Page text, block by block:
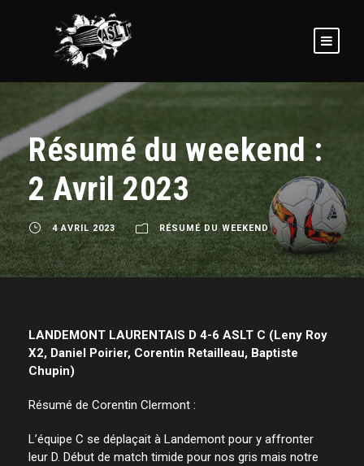
Résumé du weekend :
2 Avril 2023
4 AVRIL 2023 RÉSUMÉ DU WEEKEND
LANDEMONT LAURENTAIS D 4-6 ASLT C (Leny Roy
X2, Daniel Poirier, Corentin Retailleau, Baptiste
Chupin)
Résumé de Corentin Clermont :
L’équipe C se déplaçait à Landemont pour y affronter
leur D. Début de match timide pour nos gris mais notre